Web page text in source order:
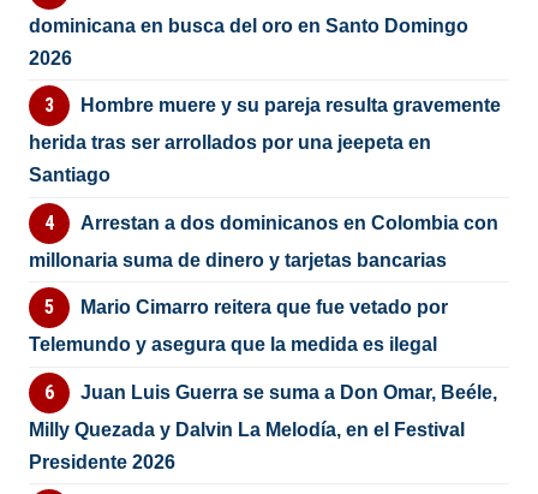
dominicana en busca del oro en Santo Domingo
2026
Hombre muere y su pareja resulta gravemente
herida tras ser arrollados por una jeepeta en
Santiago
Arrestan a dos dominicanos en Colombia con
millonaria suma de dinero y tarjetas bancarias
Mario Cimarro reitera que fue vetado por
Telemundo y asegura que la medida es ilegal
Juan Luis Guerra se suma a Don Omar, Beéle,
Milly Quezada y Dalvin La Melodía, en el Festival
Presidente 2026